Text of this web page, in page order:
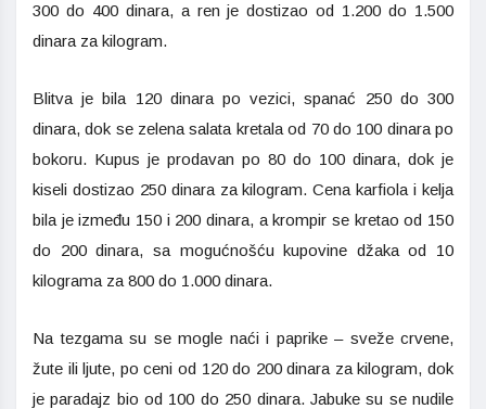
300 do 400 dinara, a ren je dostizao od 1.200 do 1.500
dinara za kilogram.
Blitva je bila 120 dinara po vezici, spanać 250 do 300
dinara, dok se zelena salata kretala od 70 do 100 dinara po
bokoru. Kupus je prodavan po 80 do 100 dinara, dok je
kiseli dostizao 250 dinara za kilogram. Cena karfiola i kelja
bila je između 150 i 200 dinara, a krompir se kretao od 150
do 200 dinara, sa mogućnošću kupovine džaka od 10
kilograma za 800 do 1.000 dinara.
Na tezgama su se mogle naći i paprike – sveže crvene,
žute ili ljute, po ceni od 120 do 200 dinara za kilogram, dok
je paradajz bio od 100 do 250 dinara. Jabuke su se nudile